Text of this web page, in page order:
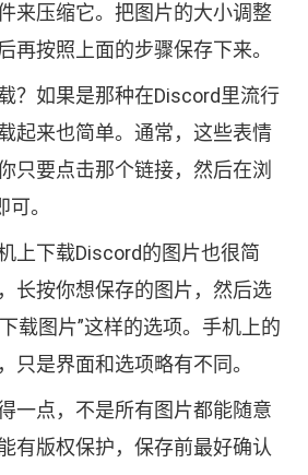
来压缩它。把图片的大小调整
再按照上面的步骤保存下来。
？如果是那种在Discord里流行
起来也简单。通常，这些表情
只要点击那个链接，然后在浏
。
上下载Discord的图片也很简
长按你想保存的图片，然后选
载图片”这样的选项。手机上的
只是界面和选项略有不同。
一点，不是所有图片都能随意
有版权保护，保存前最好确认